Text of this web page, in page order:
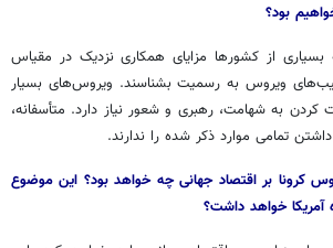
بود؟
بسیاری از کشورها مزایای همکاری نزدیک در مقیاس
ویروس به رسمیت بشناسند. ویروس‌های بسیار
به شهامت، رهبری و شعور نیاز دارد. متأسفانه،
تمامی موارد ذکر شده را ندارند.
کرونا بر اقتصاد جهانی چه خواهد بود؟ این موضوع
آمریکا خواهد داشت؟